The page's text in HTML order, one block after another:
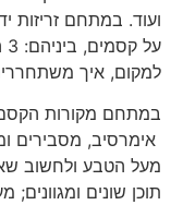
ועוד. במתחם זריזות
על
למקום, איך
במתחם מקורות הקסם
אימרסיב, מסבירים
תוכן שונים ומגוונים;